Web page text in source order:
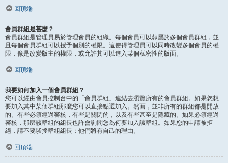
回頂端
會員群組是甚麼？
會員群組是管理員易於管理會員的組織。每個會員可以隸屬於多個會員群組，並
且每個會員群組可以授予個別的權限。這使得管理員可以同時改變多個會員的權
限，像是改變版主的權限，或允許其可以進入某個私密性的版面。
回頂端
我要如何加入一個會員群組？
您可以經由會員控制台中的「會員群組」連結去瀏覽所有的會員群組。如果您想
要加入其中某個群組那麼您可以直接點選加入。然而，並非所有的群組都是開放
的。有些必須經過審核，有些是關閉的，以及有些甚至是隱藏的。如果必須經過
審核，那麼該群組的組長也許會詢問您為何要加入該群組。如果您的申請被拒
絕，請不要騷擾群組組長；他們將有自己的理由。
回頂端